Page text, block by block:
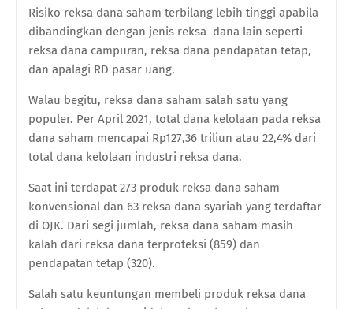
Risiko reksa dana saham terbilang lebih tinggi apabila
dibandingkan dengan jenis reksa dana lain seperti
reksa dana campuran, reksa dana pendapatan tetap,
dan apalagi RD pasar uang.
Walau begitu, reksa dana saham salah satu yang
populer. Per April 2021, total dana kelolaan pada reksa
dana saham mencapai Rp127,36 triliun atau 22,4% dari
total dana kelolaan industri reksa dana.
Saat ini terdapat 273 produk reksa dana saham
konvensional dan 63 reksa dana syariah yang terdaftar
di OJK. Dari segi jumlah, reksa dana saham masih
kalah dari reksa dana terproteksi (859) dan
pendapatan tetap (320).
Salah satu keuntungan membeli produk reksa dana